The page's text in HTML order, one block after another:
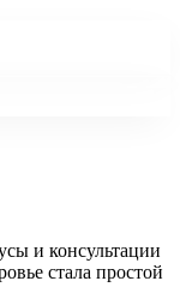
и консультации
стала простой